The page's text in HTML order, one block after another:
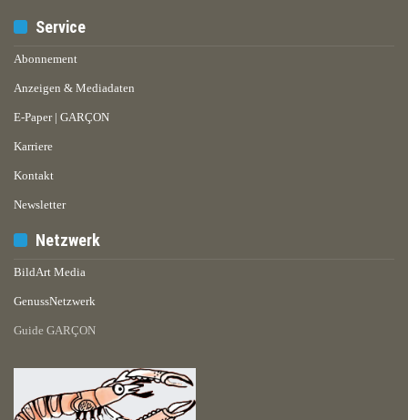
Service
Abonnement
Anzeigen & Mediadaten
E-Paper | GARÇON
Karriere
Kontakt
Newsletter
Netzwerk
BildArt Media
GenussNetzwerk
Guide GARÇON